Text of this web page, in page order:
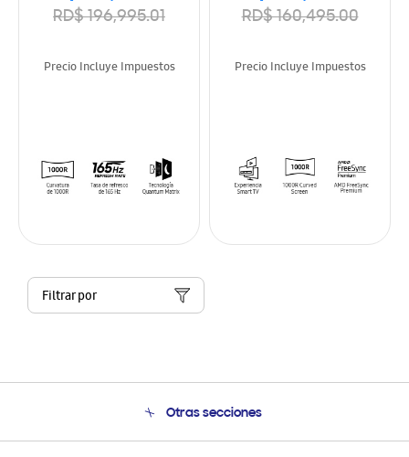
RD$ 196,995.01
Precio Incluye Impuestos
RD$ 160,495.00
Precio Incluye Impuestos
Filtrar por
Otras secciones